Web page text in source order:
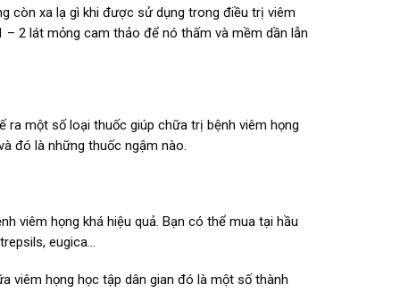
còn xa lạ gì khi được sử dụng trong điều trị viêm
– 2 lát mỏng cam thảo để nó thấm và mềm dần lẫn
ra một số loại thuốc giúp chữa trị bệnh viêm họng
đó là những thuốc ngậm nào.
viêm họng khá hiệu quả. Bạn có thể mua tại hầu
eugica…
viêm họng học tập dân gian đó là một số thành